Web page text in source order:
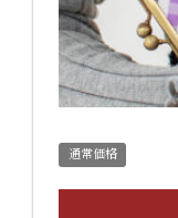
通常価格